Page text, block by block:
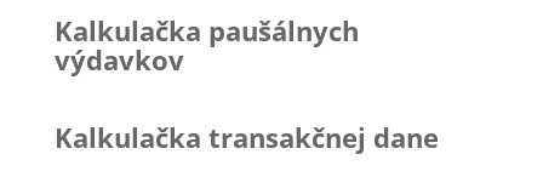
Kalkulačka paušálnych
výdavkov
Kalkulačka transakčnej dane